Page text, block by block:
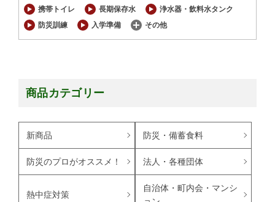
携帯トイレ
長期保存水
浄水器・飲料水タンク
防災訓練
入学準備 その他
商品カテゴリー
新商品 防災・備蓄食料
防災のプロがオススメ！ 法人・各種団体
熱中症対策
自治体・町内会・マンシ